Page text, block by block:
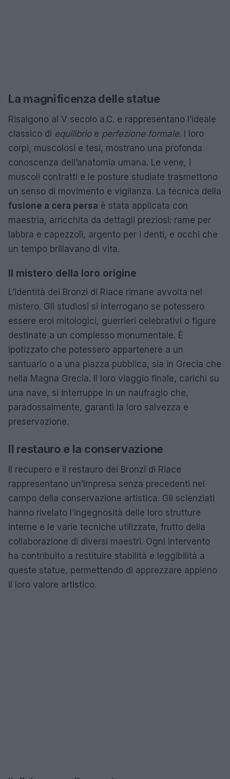
La magnificenza delle statue
Risalgono al V secolo a.C. e rappresentano l’ideale
classico di equilibrioe perfezione formale. I loro
corpi, muscolosi e tesi, mostrano una profonda
conoscenza dell’anatomia umana. Le vene, i
muscoli contratti e le posture studiate trasmettono
un senso di movimento e vigilanza. La tecnica della
fusione a cera persa è stata applicata con
maestria, arricchita da dettagli preziosi: rame per
labbra e capezzoli, argento per i denti, e occhi che
un tempo brillavano di vita.
Il mistero della loro origine
L’identità dei Bronzi di Riace rimane avvolta nel
mistero. Gli studiosi si interrogano se potessero
essere eroi mitologici, guerrieri celebrativi o figure
destinate a un complesso monumentale. È
ipotizzato che potessero appartenere a un
santuario o a una piazza pubblica, sia in Grecia che
nella Magna Grecia. Il loro viaggio finale, carichi su
una nave, si interruppe in un naufragio che,
paradossalmente, garantì la loro salvezza e
preservazione.
Il restauro e la conservazione
Il recupero e il restauro dei Bronzi di Riace
rappresentano un’impresa senza precedenti nel
campo della conservazione artistica. Gli scienziati
hanno rivelato l’ingegnosità delle loro strutture
interne e le varie tecniche utilizzate, frutto della
collaborazione di diversi maestri. Ogni intervento
ha contribuito a restituire stabilità e leggibilità a
queste statue, permettendo di apprezzare appieno
il loro valore artistico.